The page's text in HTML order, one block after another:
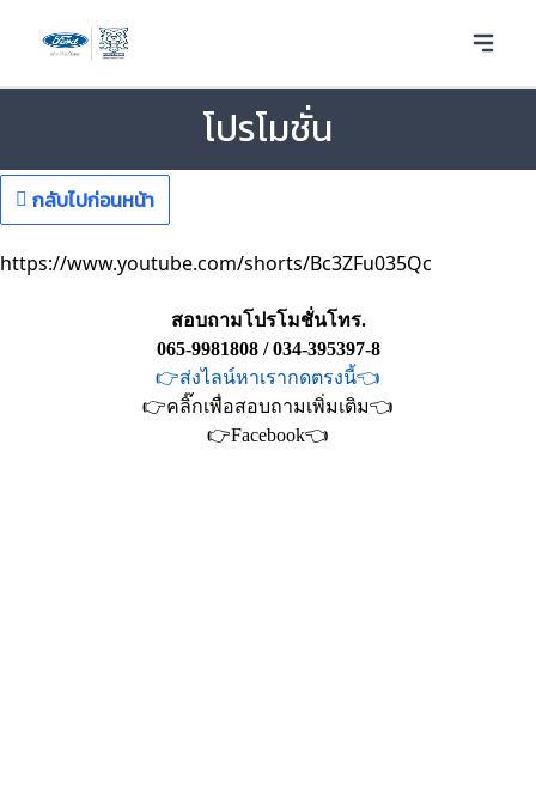
โปรโมชั่น
กลับไปก่อนหน้า
https://www.youtube.com/shorts/Bc3ZFu035Qc
สอบถามโปรโมชั่นโทร.
065-9981808 / 034-395397-8
👉ส่งไลน์หาเรากดตรงนี้👈
👉คลิ๊กเพื่อสอบถามเพิ่มเติม👈
👉Facebook👈